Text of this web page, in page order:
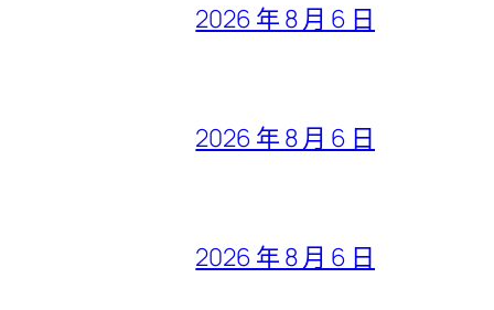
2026 年 8 月 6 日
2026 年 8 月 6 日
2026 年 8 月 6 日